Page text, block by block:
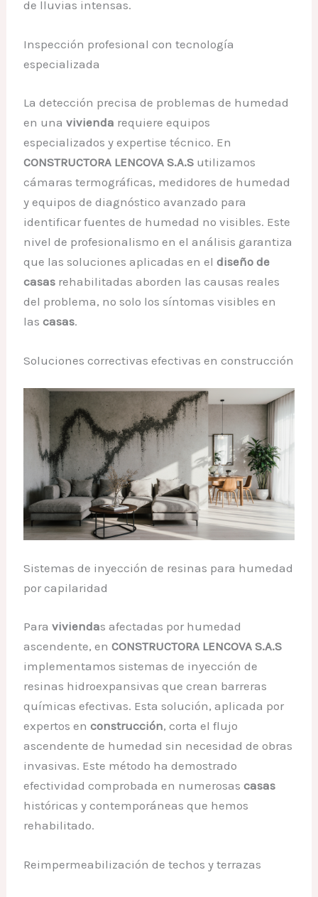
de lluvias intensas.
Inspección profesional con tecnología
especializada
La detección precisa de problemas de humedad
en unavivienda requiere equipos
especializados y expertise técnico. En
CONSTRUCTORA LENCOVA S.A.S utilizamos
cámaras termográficas, medidores de humedad
y equipos de diagnóstico avanzado para
identificar fuentes de humedad no visibles. Este
nivel de profesionalismo en el análisis garantiza
que las soluciones aplicadas en eldiseño de
casas rehabilitadas aborden las causas reales
del problema, no solo los síntomas visibles en
lascasas.
Soluciones correctivas efectivas en construcción
Sistemas de inyección de resinas para humedad
por capilaridad
Paraviviendas afectadas por humedad
ascendente, enCONSTRUCTORA LENCOVA S.A.S
implementamos sistemas de inyección de
resinas hidroexpansivas que crean barreras
químicas efectivas. Esta solución, aplicada por
expertos enconstrucción, corta el flujo
ascendente de humedad sin necesidad de obras
invasivas. Este método ha demostrado
efectividad comprobada en numerosascasas
históricas y contemporáneas que hemos
rehabilitado.
Reimpermeabilización de techos y terrazas